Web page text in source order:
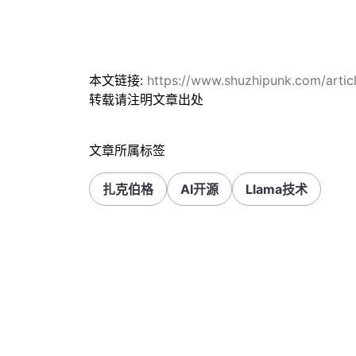
本文链接: https://www.shuzhipunk.com/
转载请注明文章出处
文章所属标签
扎克伯格 AI开源 Llama技术